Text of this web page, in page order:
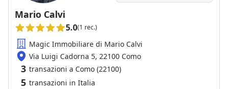
Mario Calvi
5.0(1 rec.)
Magic Immobiliare di Mario Calvi
Via Luigi Cadorna 5, 22100 Como
3 transazioni a Como (22100)
5 transazioni in Italia